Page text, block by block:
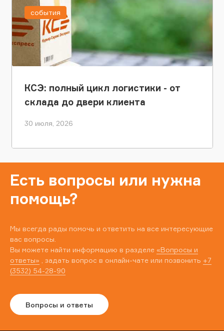
КСЭ: полный цикл логистики - от
склада до двери клиента
30 июля, 2026
события
Есть вопросы или нужна
помощь?
Мы всегда рады помочь и ответить на все интересующие
вас вопросы.
Вы можете найти информацию в разделе «Вопросы и
ответы» , задать вопрос в онлайн-чате или позвонить +7
(3532) 54-28-90
Вопросы и ответы